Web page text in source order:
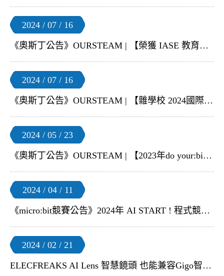
2024 / 07 / 16
《奧斯丁公告》OURSTEAM | 【榮獲 IASE 教育影響力獎- SDGs環境永續科技教育推廣服務】
2024 / 07 / 16
《奧斯丁公告》OURSTEAM | 【雜學校 2024國際教育創新博覽會-教育特有種】
2024 / 05 / 23
《奧斯丁公告》OURSTEAM | 【2023年do your:bit臺灣區學生優選作品展及證書頒發活動】
2024 / 04 / 11
《micro:bit競賽公告》2024年 AI START ! 程式競賽 x 國立臺灣科學教育館 x 國立臺灣師範大學科技應用與人力資源發展學系
2024 / 02 / 21
ELECFREAKS AI Lens 智慧鏡頭 也能兼容Gigo智高積木了!